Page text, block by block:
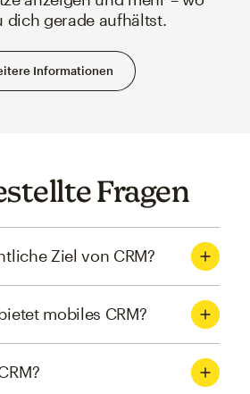
dich gerade aufhältst.
Informationen
Fragen
Ziel von CRM?
mobiles CRM?